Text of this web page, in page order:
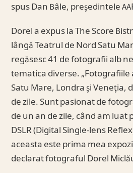
spus Dan Bâle, preşedintele
Dorel a expus la The Score
lângă Teatrul de Nord Satu
regăsesc 41 de fotografii alb
tematica diverse.
Satu Mare, Londra şi Veneţia,
de zile. Sunt pasionat de
de un an de zile, când am
DSLR (Digital Single-lens
aceasta este prima mea
declarat fotograful Dorel